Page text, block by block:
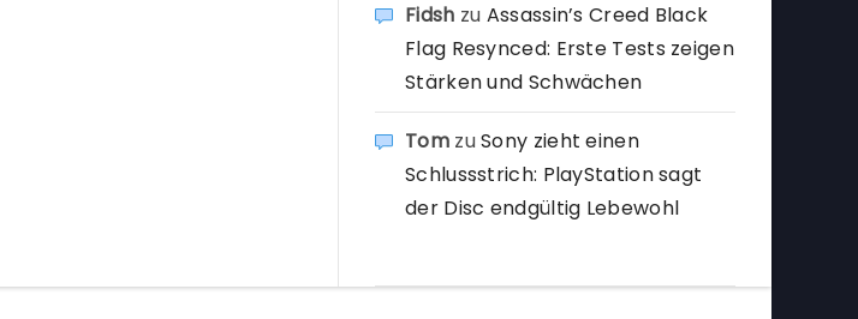
Fidsh zu Assassin’s Creed Black
Flag Resynced: Erste Tests zeigen
Stärken und Schwächen
TomzuSony zieht einen
Schlussstrich: PlayStation sagt
der Disc endgültig Lebewohl